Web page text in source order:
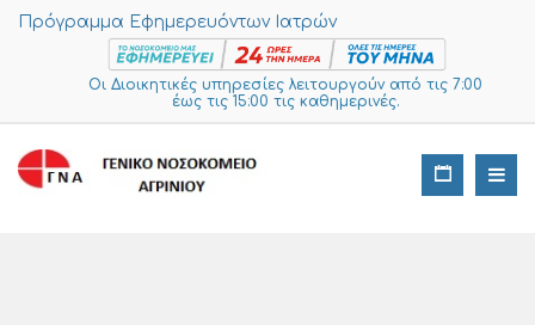
Πρόγραμμα Εφημερευόντων Ιατρών
Οι Διοικητικές υπηρεσίες λειτουργούν από τις 7:00
έως τις 15:00 τις καθημερινές.